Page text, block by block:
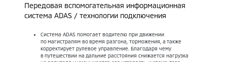
Передовая вспомогательная информационная
система ADAS / технологии подключения
Система ADAS помогает водителю при движении
по магистралям во время разгона, торможения, а также
корректирует рулевое управление. Благодаря чему
в путешествии на дальние расстояния снижается нагрузка